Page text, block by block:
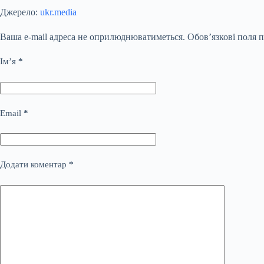
Джерело: ukr.media
Ваша e-mail адреса не оприлюднюватиметься. Обов’язкові поля
Ім’я *
Email *
Додати коментар *